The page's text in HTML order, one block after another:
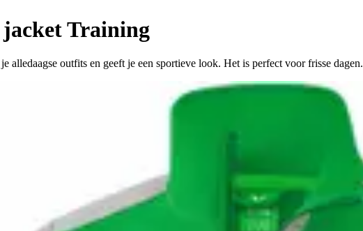
Training
alledaagse outfits en geeft je een sportieve look. Het is perfect voor frisse dagen.